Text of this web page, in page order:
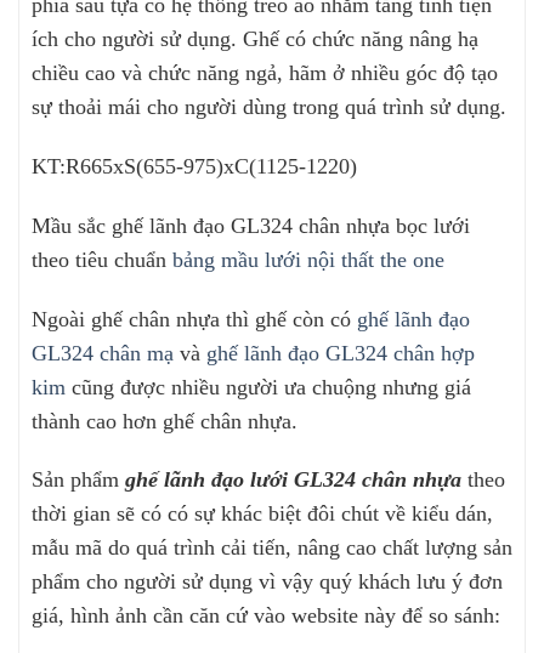
phía sau tựa có hệ thống treo áo nhằm tăng tính tiện
ích cho người sử dụng. Ghế có chức năng nâng hạ
chiều cao và chức năng ngả, hãm ở nhiều góc độ tạo
sự thoải mái cho người dùng trong quá trình sử dụng.
KT:R665xS(655-975)xC(1125-1220)
Mầu sắc ghế lãnh đạo GL324 chân nhựa bọc lưới
theo tiêu chuẩn bảng mầu lưới nội thất the one
Ngoài ghế chân nhựa thì ghế còn có ghế lãnh đạo
GL324 chân mạ và ghế lãnh đạo GL324 chân hợp
kim cũng được nhiều người ưa chuộng nhưng giá
thành cao hơn ghế chân nhựa.
Sản phẩm ghế lãnh đạo lưới GL324 chân nhựa theo
thời gian sẽ có có sự khác biệt đôi chút về kiểu dán,
mẫu mã do quá trình cải tiến, nâng cao chất lượng sản
phẩm cho người sử dụng vì vậy quý khách lưu ý đơn
giá, hình ảnh cần căn cứ vào website này để so sánh: